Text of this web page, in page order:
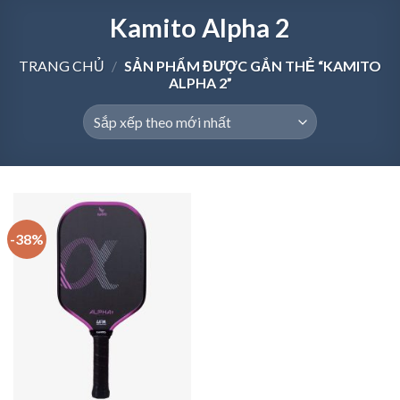
Kamito Alpha 2
TRANG CHỦ / SẢN PHẨM ĐƯỢC GẮN THẺ “KAMITO
ALPHA 2”
-38%